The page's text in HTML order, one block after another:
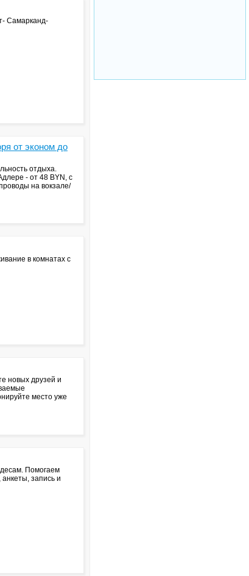
Самарканд-
от эконом до
отдыха.
- от 48 BYN, с
на вокзале/
в комнатах с
новых друзей и
место уже
Помогаем
запись и